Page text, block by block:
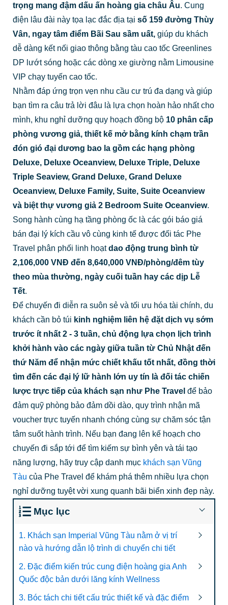
trọng mang đậm dấu ấn hoàng gia châu Âu. Cung
điện lâu đài này tọa lạc đắc địa tại số 159 đường Thùy
Vân, ngay tâm điểm Bãi Sau sầm uất, giúp du khách
dễ dàng kết nối giao thông bằng tàu cao tốc Greenlines
DP lướt sóng hoặc các dòng xe giường nằm Limousine
VIP chạy tuyến cao tốc.
Nhằm đáp ứng trọn vẹn nhu cầu cư trú đa dạng và giúp
bạn tìm ra câu trả lời đâu là lựa chọn hoàn hảo nhất cho
mình, khu nghỉ dưỡng quy hoạch đồng bộ 10 phân cấp
phòng vương giả, thiết kế mở bằng kính chạm trần
đón gió đại dương bao la gồm các hạng phòng
Deluxe, Deluxe Oceanview, Deluxe Triple, Deluxe
Triple Seaview, Grand Deluxe, Grand Deluxe
Oceanview, Deluxe Family, Suite, Suite Oceanview
và biệt thự vương giả 2 Bedroom Suite Oceanview.
Song hành cùng hạ tầng phòng ốc là các gói báo giá
bán đại lý kích cầu vô cùng kinh tế được đối tác Phe
Travel phân phối linh hoạtdao động trung bình từ
2,106,000 VNĐ đến 8,640,000 VNĐ/phòng/đêm tùy
theo mùa thường, ngày cuối tuần hay các dịp Lễ
Tết.
Để chuyến đi diễn ra suôn sẻ và tối ưu hóa tài chính, du
khách cần bỏ túi kinh nghiệm liên hệ đặt dịch vụ sớm
trước ít nhất 2 - 3 tuần, chủ động lựa chọn lịch trình
khởi hành vào các ngày giữa tuần từ Chủ Nhật đến
thứ Năm để nhận mức chiết khấu tốt nhất, đồng thời
tìm đến các đại lý lữ hành lớn uy tín là đối tác chiến
lược trực tiếp của khách sạn như Phe Travel để bảo
đảm quỹ phòng bảo đảm dồi dào, quy trình nhận mã
voucher trực tuyến nhanh chóng cùng sự chăm sóc tận
tâm suốt hành trình. Nếu bạn đang lên kế hoạch cho
chuyến đi sắp tới để tìm kiếm sự bình yên và tái tạo
năng lượng, hãy truy cập danh mục khách sạn Vũng
Tàu của Phe Travel để khám phá thêm nhiều lựa chọn
nghỉ dưỡng tuyệt vời xung quanh bãi biển xinh đẹp này.
Mục lục
1. Khách sạn Imperial Vũng Tàu nằm ở vị trí
nào và hướng dẫn lộ trình di chuyển chi tiết
2. Đặc điểm kiến trúc cung điện hoàng gia Anh
Quốc độc bản dưới lăng kính Wellness
3. Bóc tách chi tiết cấu trúc thiết kế và đặc điểm